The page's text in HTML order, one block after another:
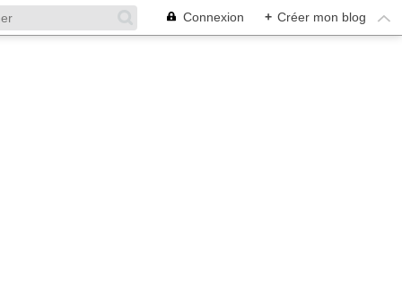
Connexion + Créer mon blog